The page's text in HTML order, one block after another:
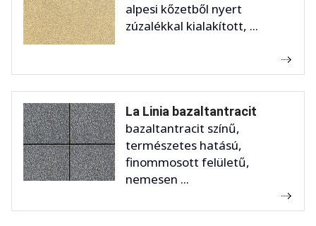
alpesi kőzetből nyert
zúzalékkal kialakított, ...
La Linia bazaltantracit
bazaltantracit színű,
természetes hatású,
finommosott felületű,
nemesen ...